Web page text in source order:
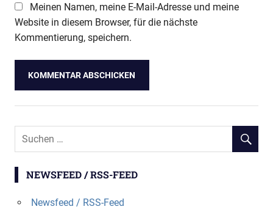
Meinen Namen, meine E-Mail-Adresse und meine
Website in diesem Browser, für die nächste
Kommentierung, speichern.
NEWSFEED / RSS-FEED
Newsfeed / RSS-Feed